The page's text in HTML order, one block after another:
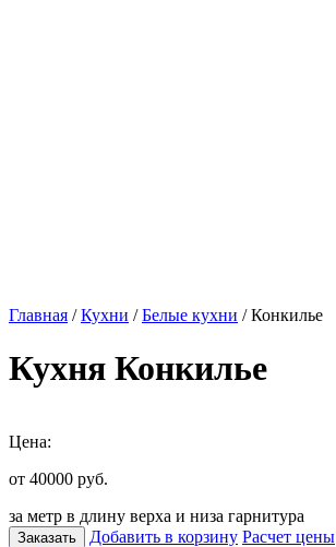
Главная /Кухни /Белые кухни / Конкилье
Кухня Конкилье
Цена:
от 40000 руб.
за метр в длину верха и низа гарнитура
Заказать Добавить в корзину Расчет цены